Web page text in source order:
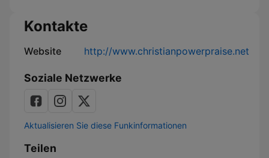
Kontakte
Website http://www.christianpowerpraise.net
Soziale Netzwerke
Aktualisieren Sie diese Funkinformationen
Teilen